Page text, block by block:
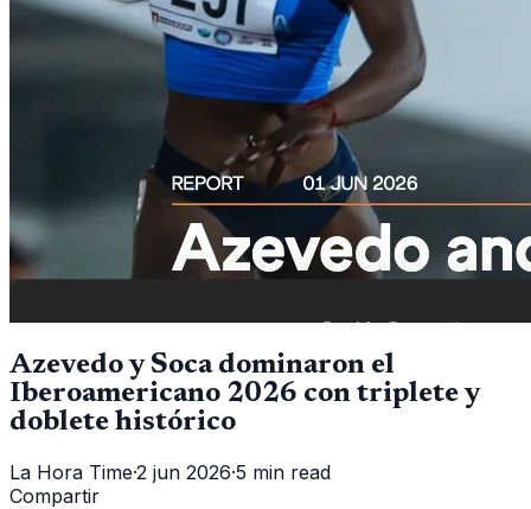
Azevedo y Soca dominaron el
Iberoamericano 2026 con triplete y
doblete histórico
La Hora Time·2 jun 2026·5 min read
Compartir